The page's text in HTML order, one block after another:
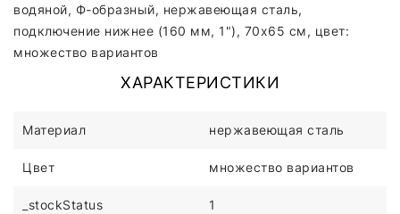
водяной, Ф-образный, нержавеющая сталь,
подключение нижнее (160 мм, 1"), 70x65 см, цвет:
множество вариантов
ХАРАКТЕРИСТИКИ
Материал нержавеющая сталь
Цвет множество вариантов
_stockStatus 1